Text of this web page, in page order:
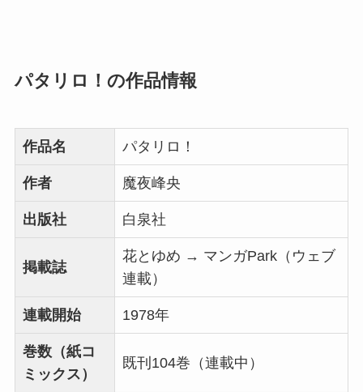
パタリロ！の作品情報
作品名 パタリロ！
作者 魔夜峰央
出版社 白泉社
掲載誌
花とゆめ → マンガPark（ウェブ
連載）
連載開始 1978年
巻数（紙コ
ミックス）
既刊104巻（連載中）